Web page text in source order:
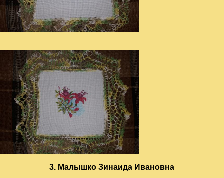
3. Малышко Зинаида Ивановна